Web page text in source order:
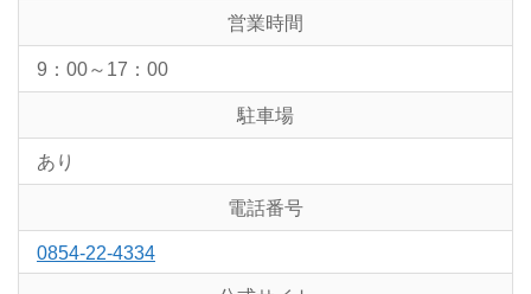
営業時間
9：00～17：00
駐車場
あり
電話番号
0854-22-4334